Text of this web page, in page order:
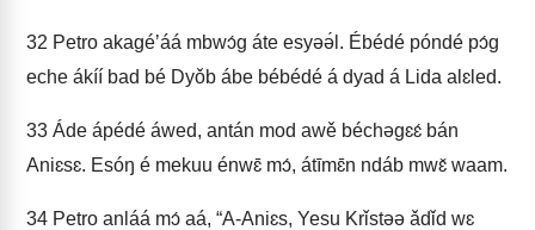
32 Petro akagéʼáá mbwɔ́g áte esyəə́l. Ébédé póndé pɔ́g
eche ákíí bad bé Dyǒb ábe bébédé á dyad á Lida alɛled.
33 Áde ápédé áwed, antán mod awě béchəgɛɛ́ bán
Aniɛsɛ. Esóŋ é mekuu énwɛ̄ mɔ́, átīmɛ̄n ndáb mwɛ̌ waam.
34 Petro anláá mɔ́ aá, “A-Aniɛs, Yesu Krǐstəə ǎdǐd wɛ